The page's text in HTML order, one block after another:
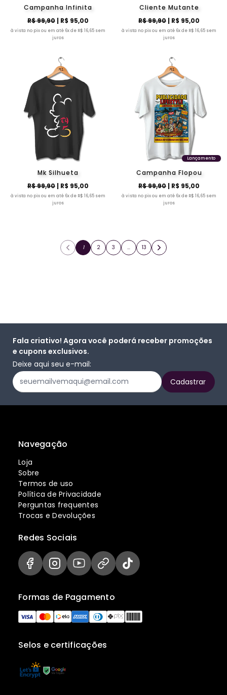
Campanha Infinita
R$ 99,90| R$ 95,00
à vista no pix ou em até 6x de R$ 16,65 sem
juros
Cliente Mutante
R$ 99,90| R$ 95,00
à vista no pix ou em até 6x de R$ 16,65 sem
juros
Mk Silhueta
R$ 99,90| R$ 95,00
à vista no pix ou em até 6x de R$ 16,65 sem
juros
Lançamento
Campanha Flopou
R$ 99,90| R$ 95,00
à vista no pix ou em até 6x de R$ 16,65 sem
juros
1 2 3 … 13
Fala criativo! Agora você poderá receber promoções
e cupons exclusivos.
Deixe aqui seu e-mail:
Navegação
Loja
Sobre
Termos de uso
Política de Privacidade
Perguntas frequentes
Trocas e Devoluções
Selos e certificações
Formas de Pagamento
Redes Sociais